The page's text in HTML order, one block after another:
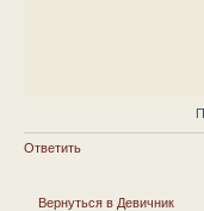
Ответить
Вернуться в Девичник